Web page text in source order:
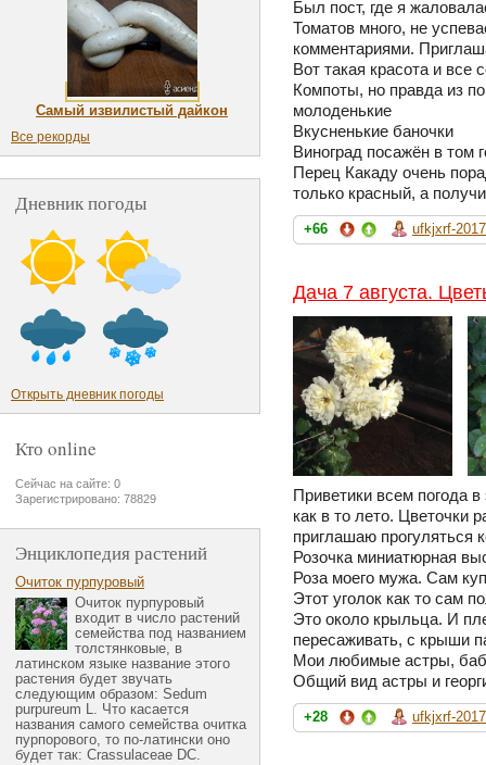
Был пост, где я
Томатов много, не
комментариями.
Вот такая красота и все
Компоты, но правда из
молоденькие
Вкусненькие баночки
Виноград посажён в том
Перец Какаду очень
только красный, а
+66 ufkjxrf-2017
Дача 7 августа.
Приветики всем погода
как в то лето. Цветочки
приглашаю прогуляться
Розочка миниатюрная
Роза моего мужа. Сам
Этот уголок как то сам
Это около крыльца. И
пересаживать, с крыши
Мои любимые астры,
Общий вид астры и
+28 ufkjxrf-2017
Самый извилистый дайкон
Все рекорды
Дневник погоды
Открыть дневник погоды
Кто online
Сейчас на сайте: 0
Зарегистрировано: 78829
Энциклопедия растений
Очиток пурпуровый
Очиток пурпуровый
входит в число растений
семейства под названием
толстянковые, в
латинском языке название этого
растения будет звучать
следующим образом: Sedum
purpureum L. Что касается
названия самого семейства очитка
пурпорового, то по-латински оно
будет так: Crassulaceae DC.